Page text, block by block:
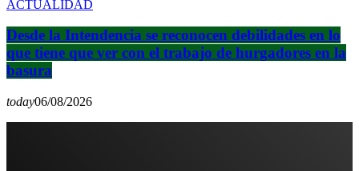
ACTUALIDAD
Desde la Intendencia se reconocen debilidades en lo
que tiene que ver con el trabajo de hurgadores en la
basura
today06/08/2026